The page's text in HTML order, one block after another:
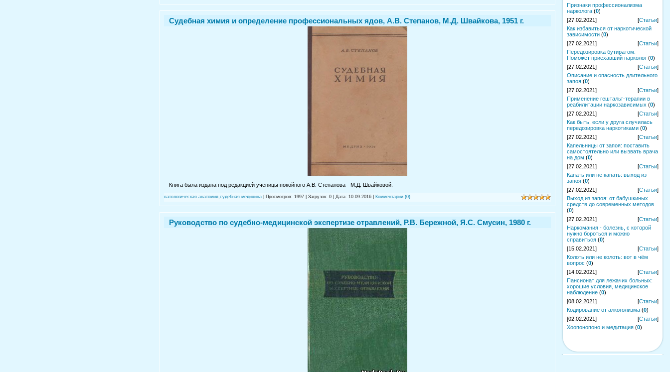
Судебная химия и определение профессиональных ядов, А.В. Степанов, М.Д. Швайкова, 1951 г.
Книга была издана под редакцией ученицы покойного А.В. Степанова - М.Д. Швайковой.
патологическая анатомия,судебная медицина | Просмотров: 1997 | Загрузок: 0 | Дата: 10.09.2016 Комментарии (0)
Руководство по судебно-медицинской экспертизе отравлений, Р.В. Бережной, Я.С. Смусин, 1980 г.
Признаки профессионализма
нарколога (0)
[27.02.2021]
[Статьи]
Как избавиться от наркотической
зависимости (0)
[27.02.2021]
[Статьи]
Передозировка бутиратом.
Поможет приехавший нарколог (0)
[27.02.2021]
[Статьи]
Описание и опасность длительного
запоя (0)
[27.02.2021]
[Статьи]
Применение гештальт-терапии в
реабилитации наркозависимых (0)
[27.02.2021]
[Статьи]
Как быть, если у друга случилась
передозировка наркотиками (0)
[27.02.2021]
[Статьи]
Капельницы от запоя: поставить
самостоятельно или вызвать врача
на дом (0)
[27.02.2021]
[Статьи]
Капать или не капать: выход из
запоя (0)
[27.02.2021]
[Статьи]
Выход из запоя: от бабушкиных
средств до современных методов
(0)
[27.02.2021]
[Статьи]
Наркомания - болезнь, с которой
нужно бороться и можно
справиться (0)
[15.02.2021]
[Статьи]
Колоть или не колоть: вот в чём
вопрос (0)
[14.02.2021]
[Статьи]
Пансионат для лежачих больных:
хорошие условия, медицинское
наблюдение (0)
[08.02.2021]
[Статьи]
Кодирование от алкоголизма (0)
[02.02.2021]
[Статьи]
Хоопонопоно и медитация (0)